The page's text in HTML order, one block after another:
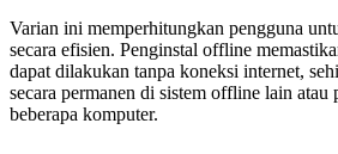
Varian ini memperhitungkan pengguna
secara efisien. Penginstal offline
dapat dilakukan tanpa koneksi internet,
secara permanen di sistem offline lain atau
beberapa komputer.